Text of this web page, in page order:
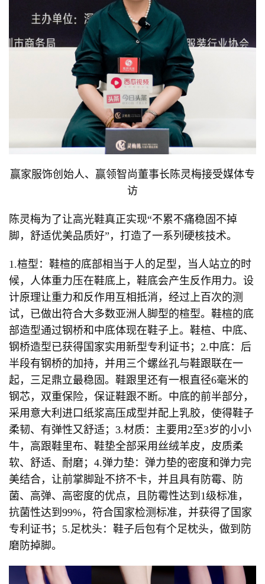
赢家服饰创始人、赢领智尚董事长陈灵梅接受媒体专
访
陈灵梅为了让高光鞋真正实现“不累不痛稳固不掉
脚，舒适优美品质好”，打造了一系列硬核技术。
1.楦型：鞋楦的底部相当于人的足型，当人站立的时
候，人体重力压在鞋底上，鞋底会产生反作用力。设
计原理让重力和反作用互相抵消，经过上百次的测
试，已做出符合大多数亚洲人脚型的楦型。鞋楦的底
部造型通过钢桥和中底体现在鞋子上。鞋楦、中底、
钢桥造型已获得国家实用新型专利证书；2.中底：后
半段有钢桥的加持，并用三个螺丝孔与鞋跟联在一
起，三足鼎立最稳固。鞋跟里还有一根直径6毫米的
钢芯，双重保险，保证鞋跟不断。中底的前半部分，
采用意大利进口纸浆高压成型并配上乳胶，使得鞋子
柔韧、有弹性又舒适；3.材质：主要用2至3岁的小小
牛，高跟鞋里布、鞋垫全部采用丝绒羊皮，皮质柔
软、舒适、耐磨；4.弹力垫：弹力垫的密度和弹力完
美结合，让前掌脚趾不挤不卡，并且具有防霉、防
菌、高弹、高密度的优点，且防霉性达到1级标准，
抗菌性达到99%，符合国家检测标准，并获得了国家
专利证书；5.足枕头：鞋子后包有个足枕头，做到防
磨防掉脚。